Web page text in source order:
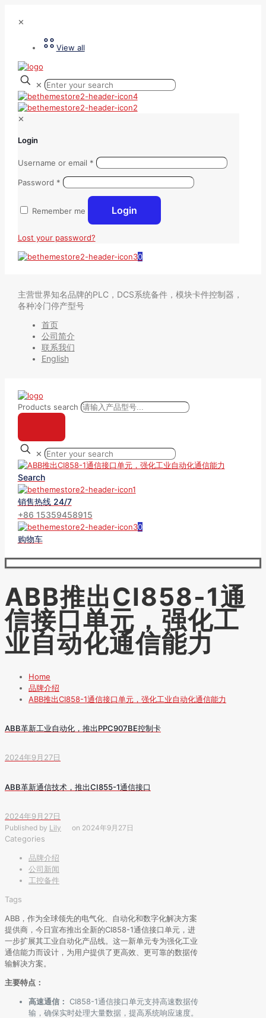
✕
View all
✕
✕
Login
Username or email *
Password *
Remember me Login
Lost your password?
0
主营世界知名品牌的PLC，DCS系统备件，模块卡件控制器，
各种冷门停产型号
首页
公司简介
联系我们
English
Products search
✕
Search
销售热线 24/7
+86 15359458915
0
购物车
ABB推出CI858-1通
信接口单元，强化工
业自动化通信能力
Home
品牌介绍
ABB推出CI858-1通信接口单元，强化工业自动化通信能力
ABB革新工业自动化，推出PPC907BE控制卡
2024年9月27日
ABB革新通信技术，推出CI855-1通信接口
2024年9月27日
Published by Lily on 2024年9月27日
Categories
品牌介绍
公司新闻
工控备件
Tags
ABB，作为全球领先的电气化、自动化和数字化解决方案
提供商，今日宣布推出全新的CI858-1通信接口单元，进
一步扩展其工业自动化产品线。这一新单元专为强化工业
通信能力而设计，为用户提供了更高效、更可靠的数据传
输解决方案。
主要特点：
高速通信： CI858-1通信接口单元支持高速数据传
输，确保实时处理大量数据，提高系统响应速度。